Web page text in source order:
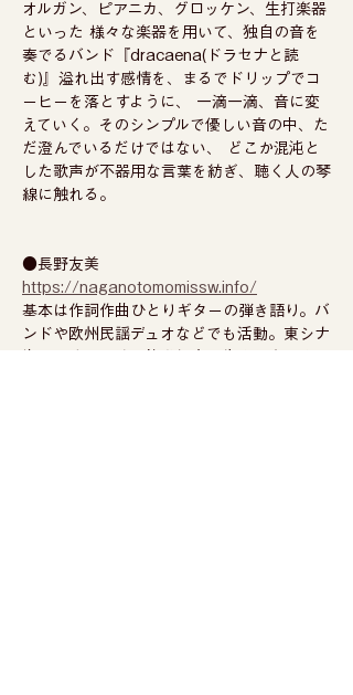
オルガン、ピアニカ、グロッケン、生打楽器
といった 様々な楽器を用いて、独自の音を
奏でるバンド『dracaena(ドラセナと読
む)』溢れ出す感情を、まるでドリップでコ
ーヒーを落とすように、 一滴一滴、音に変
えていく。そのシンプルで優しい音の中、た
だ澄んでいるだけではない、 どこか混沌と
した歌声が不器用な言葉を紡ぎ、聴く人の琴
線に触れる。
●長野友美
https://naganotomomissw.info/
基本は作詞作曲ひとりギターの弾き語り。バ
ンドや欧州民謡デュオなどでも活動。東シナ